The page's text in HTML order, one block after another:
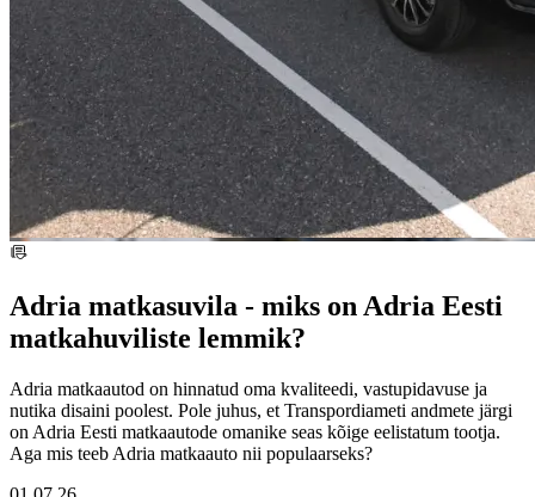
Adria matkasuvila - miks on Adria Eesti
matkahuviliste lemmik?
Adria matkaautod on hinnatud oma kvaliteedi, vastupidavuse ja
nutika disaini poolest. Pole juhus, et Transpordiameti andmete järgi
on Adria Eesti matkaautode omanike seas kõige eelistatum tootja.
Aga mis teeb Adria matkaauto nii populaarseks?